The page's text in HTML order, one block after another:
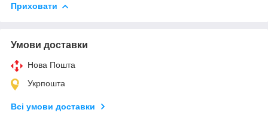
Приховати
Умови доставки
Нова Пошта
Укрпошта
Всі умови доставки